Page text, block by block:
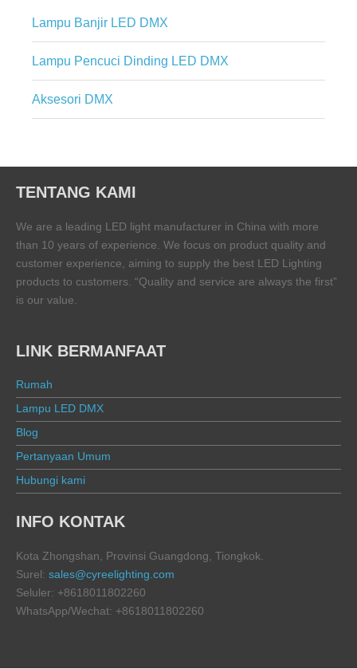
Lampu Banjir LED DMX
Lampu Pencuci Dinding LED DMX
Aksesori DMX
TENTANG KAMI
We are a leading LED light manufacturer in China with more
than 10 years of experience. We focus on product quality and
customer experience, aiming to supply the best LED Lighting
products to customers. “Quality and service are always the first”
is our value.
LINK BERMANFAAT
Rumah
Lampu LED DMX
Blog
Pertanyaan Umum
Hubungi kami
INFO KONTAK
Kota Zhongshan, Provinsi Guangdong, Tiongkok.
Surel: sales@cyreelighting.com
Seluler: +8618011802260
WhatsApp/Wechat: +8618011802260